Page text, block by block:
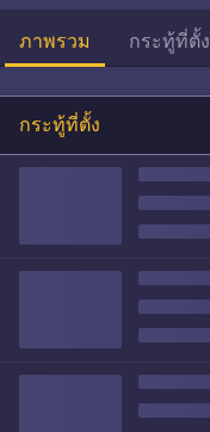
ภาพรวม กระทู้ที่ตั้ง
กระทู้ที่ตั้ง